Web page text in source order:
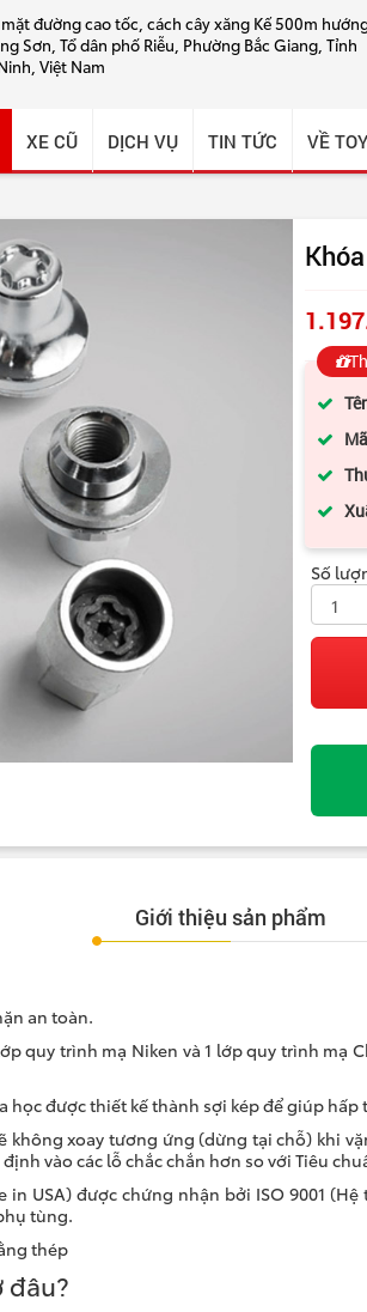
mặt đường cao tốc, cách cây xăng Kế 500m
Sơn, Tổ dân phố Riễu, Phường Bắc Giang, Tỉnh
Việt Nam
XE CŨ DỊCH VỤ TIN TỨC VỀ
Mã
Số
Giới thiệu sản phẩm
an toàn.
quy trình mạ Niken và 1 lớp quy trình mạ
học được thiết kế thành sợi kép để giúp
không xoay tương ứng (dừng tại chỗ) khi
vào các lỗ chắc chắn hơn so với Tiêu
in USA) được chứng nhận bởi ISO 9001
tùng.
thép
đâu?